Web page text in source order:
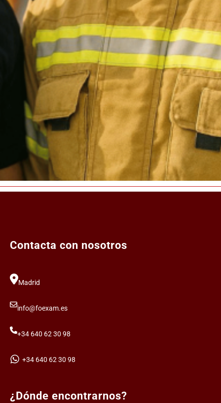
Contacta con nosotros
Madrid
info@foexam.es
+34 640 62 30 98
+34 640 62 30 98
¿Dónde encontrarnos?